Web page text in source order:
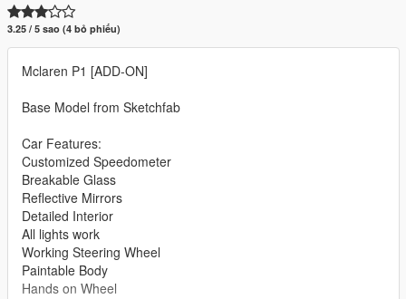
3.25 / 5 sao (4 bỏ phiếu)
Mclaren P1 [ADD-ON]
Base Model from Sketchfab
Car Features:
Customized Speedometer
Breakable Glass
Reflective Mirrors
Detailed Interior
All lights work
Working Steering Wheel
Paintable Body
Hands on Wheel